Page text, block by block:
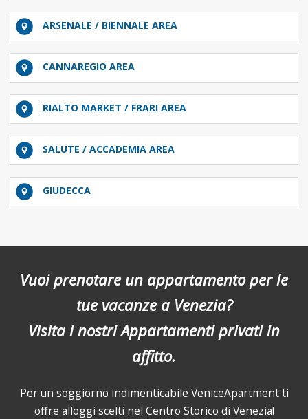
ARSENALE / BIENNALE AREA
CANNAREGIO AREA
RIALTO MARKET / FRARI AREA
SALUTE / ACCADEMIA AREA
GIUDECCA
Vuoi prenotare un appartamento per le
tue vacanze a Venezia?
Visita i nostri Appartamenti privati in
affitto.
Per un soggiorno indimenticabile VeniceApartment ti
offre alloggi scelti nel Centro Storico di Venezia!